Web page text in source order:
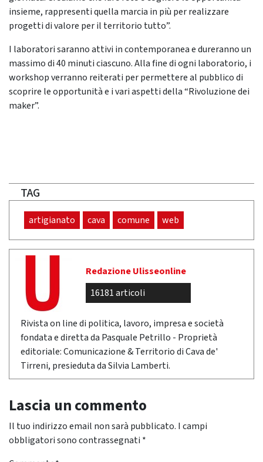
insieme, rappresenti quella marcia in più per realizzare
progetti di valore per il territorio tutto”.
I laboratori saranno attivi in contemporanea e dureranno un
massimo di 40 minuti ciascuno. Alla fine di ogni laboratorio, i
workshop verranno reiterati per permettere al pubblico di
scoprire le opportunità e i vari aspetti della “Rivoluzione dei
maker”.
TAG
artigianato cava comune web
Redazione Ulisseonline
16181 articoli
Rivista on line di politica, lavoro, impresa e società
fondata e diretta da Pasquale Petrillo - Proprietà
editoriale: Comunicazione & Territorio di Cava de'
Tirreni, presieduta da Silvia Lamberti.
Lascia un commento
Il tuo indirizzo email non sarà pubblicato. I campi
obbligatori sono contrassegnati *